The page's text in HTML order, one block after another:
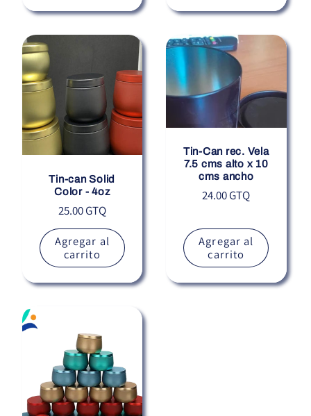
Tin-can Solid
Color - 4oz
Precio
habitual
25.00 GTQ
Agregar al
carrito
Tin-Can rec. Vela
7.5 cms alto x 10
cms ancho
Precio
24.00 GTQ
Agregar al
carrito